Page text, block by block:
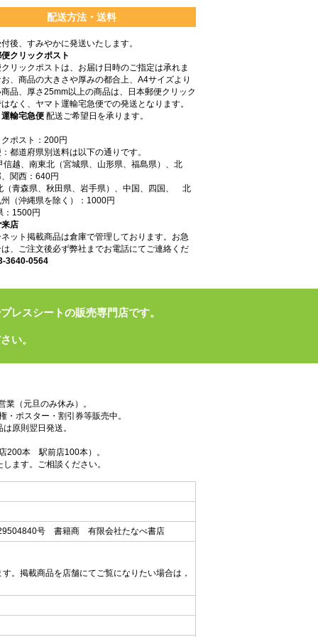
配送方法・送料
後、すみやかに発送いたします。
クリックポスト
リックポストは、お届け日時のご指定は承れま
、商品の大きさや厚みの都合上、A4サイズより
品、厚さ25mm以上の商品は、日本郵便クリック
なく、ヤマト運輸宅急便での発送となります。
輸宅急便 配送ご希望日を承ります。
ポスト：200円
都道府県別送料は以下の通りです。
信越、南東北（宮城県、山形県、福島県）、北
関西：640円
（青森県、秋田県、岩手県）、中国、四国、 北
（沖縄県を除く）：1000円
：1500円
店
ット掲載商品は倉庫で管理しております。お急
、ご注文後必ず弊社までお電話にてご連絡くだ
3640-0564
レスシートの販売専門店です。
い。
（元旦のみ休み）。
ポスター・割引券等販売中。
原則翌日発送。
200本 駅前店100本）。
ます。ご相談ください。
号 書籍商 有限会社たなべ書店
。掲載商品を店舗にてご覧になりたい場合は，